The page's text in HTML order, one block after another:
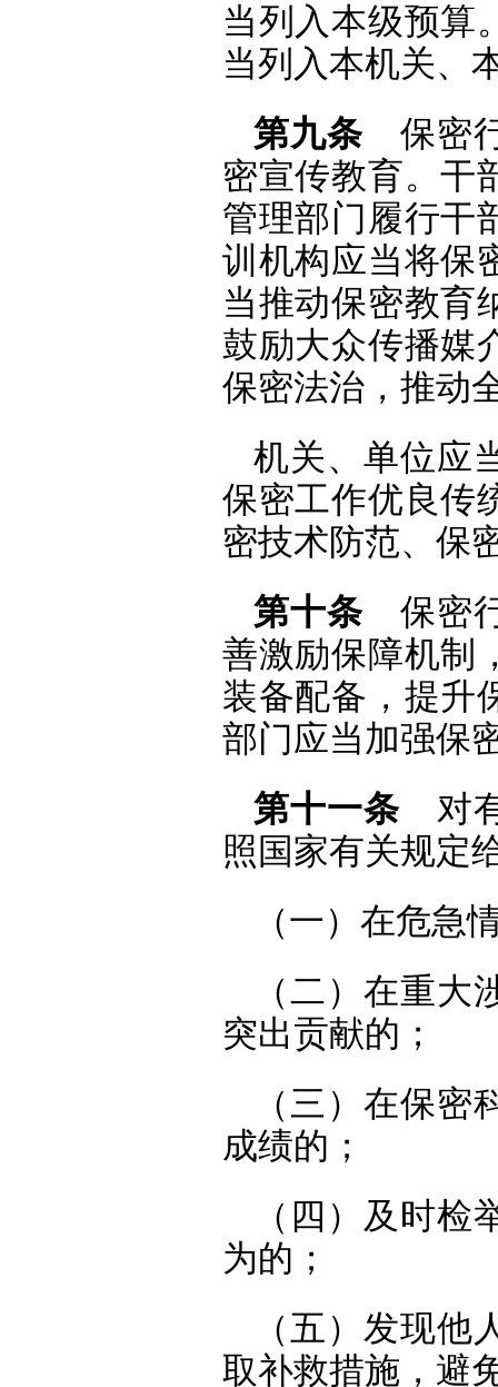
当列入本级预算
当列入本机关、
第九条保密行
密宣传教育。干
管理部门履行干
训机构应当将保
当推动保密教育
鼓励大众传播媒
保密法治，推动
机关、单位应
保密工作优良传
密技术防范、保
第十条保密行
善激励保障机制
装备配备，提升
部门应当加强保
第十一条对有
照国家有关规定
（一）在危急
（二）在重
突出贡献的；
（三）在保
成绩的；
（四）及时
为的；
（五）发现
取补救措施，避